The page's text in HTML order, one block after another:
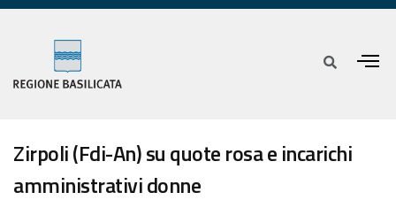
Zirpoli (Fdi-An) su quote rosa e incarichi
amministrativi donne